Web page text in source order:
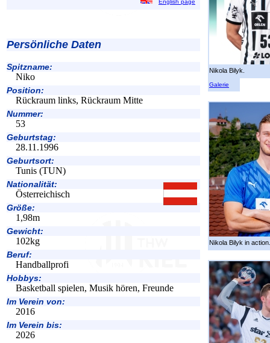
English page
Persönliche Daten
Spitzname:
Niko
Position:
Rückraum links, Rückraum Mitte
Nummer:
53
Geburtstag:
28.11.1996
Geburtsort:
Tunis (TUN)
Nationalität:
Österreichisch
Größe:
1,98m
Gewicht:
102kg
Beruf:
Handballprofi
Hobbys:
Basketball spielen, Musik hören, Freunde
Im Verein von:
2016
Im Verein bis:
2026
Nikola Bilyk.
Galerie
Nikola Bilyk in action.